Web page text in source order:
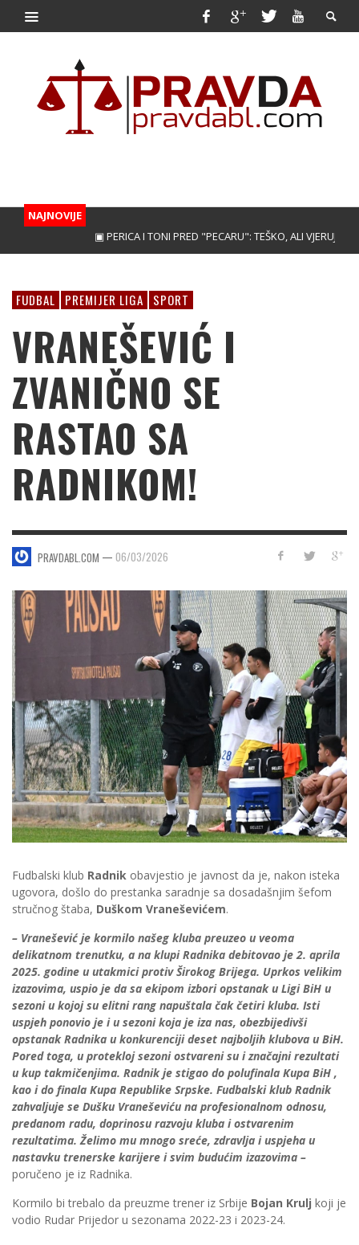
NAJNOVIJE
▣ PERICA I TONI PRED "PECARU": TEŠKO, ALI VJERUJEMO!
FUDBAL PREMIJER LIGA SPORT
VRANEŠEVIĆ I
ZVANIČNO SE
RASTAO SA
RADNIKOM!
PRAVDABL.COM — 06/03/2026
Fudbalski klub Radnik obavjestio je javnost da je, nakon isteka
ugovora, došlo do prestanka saradnje sa dosadašnjim šefom
stručnog štaba, Duškom Vraneševićem.
– Vranešević je kormilo našeg kluba preuzeo u veoma
delikatnom trenutku, a na klupi Radnika debitovao je 2. aprila
2025. godine u utakmici protiv Širokog Brijega. Uprkos velikim
izazovima, uspio je da sa ekipom izbori opstanak u Ligi BiH u
sezoni u kojoj su elitni rang napuštala čak četiri kluba. Isti
uspjeh ponovio je i u sezoni koja je iza nas, obezbijedivši
opstanak Radnika u konkurenciji deset najboljih klubova u BiH.
Pored toga, u protekloj sezoni ostvareni su i značajni rezultati
u kup takmičenjima. Radnik je stigao do polufinala Kupa BiH ,
kao i do finala Kupa Republike Srpske. Fudbalski klub Radnik
zahvaljuje se Dušku Vraneševiću na profesionalnom odnosu,
predanom radu, doprinosu razvoju kluba i ostvarenim
rezultatima. Želimo mu mnogo sreće, zdravlja i uspjeha u
nastavku trenerske karijere i svim budućim izazovima –
poručeno je iz Radnika.
Kormilo bi trebalo da preuzme trener iz Srbije Bojan Krulj koji je
vodio Rudar Prijedor u sezonama 2022-23 i 2023-24.